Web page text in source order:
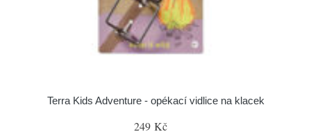
Terra Kids Adventure - opékací vidlice na klacek
249 Kč